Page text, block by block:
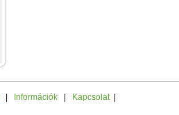
Információk Kapcsolat